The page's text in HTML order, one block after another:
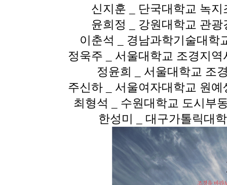
신지훈
단국대학교 녹
윤희정
강원대학교 관
이춘석
경남과학기술대학
정욱주
서울대학교 조경지
정윤희
서울대학교 조
주신하_ 서울여자대학교 원
최형석
수원대학교 도시부
한성미
대구가톨릭대